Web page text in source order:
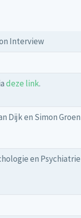
Interview
deze link.
Dijk en Simon Groen
en Psychiatrie